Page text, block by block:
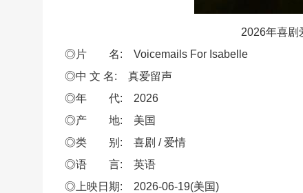
2026年喜剧
◎片 名: Voicemails For Isabelle
◎中 文 名: 真爱留声
◎年 代: 2026
◎产 地: 美国
◎类 别: 喜剧 / 爱情
◎语 言: 英语
◎上映日期: 2026-06-19(美国)